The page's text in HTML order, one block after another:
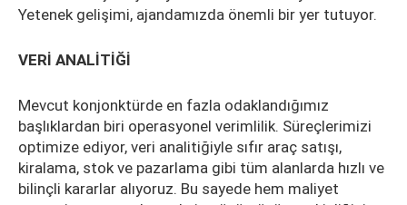
Yetenek gelişimi, ajandamızda önemli bir yer tutuyor.
VERİ ANALİTİĞİ
Mevcut konjonktürde en fazla odaklandığımız
başlıklardan biri operasyonel verimlilik. Süreçlerimizi
optimize ediyor, veri analitiğiyle sıfır araç satışı,
kiralama, stok ve pazarlama gibi tüm alanlarda hızlı ve
bilinçli kararlar alıyoruz. Bu sayede hem maliyet